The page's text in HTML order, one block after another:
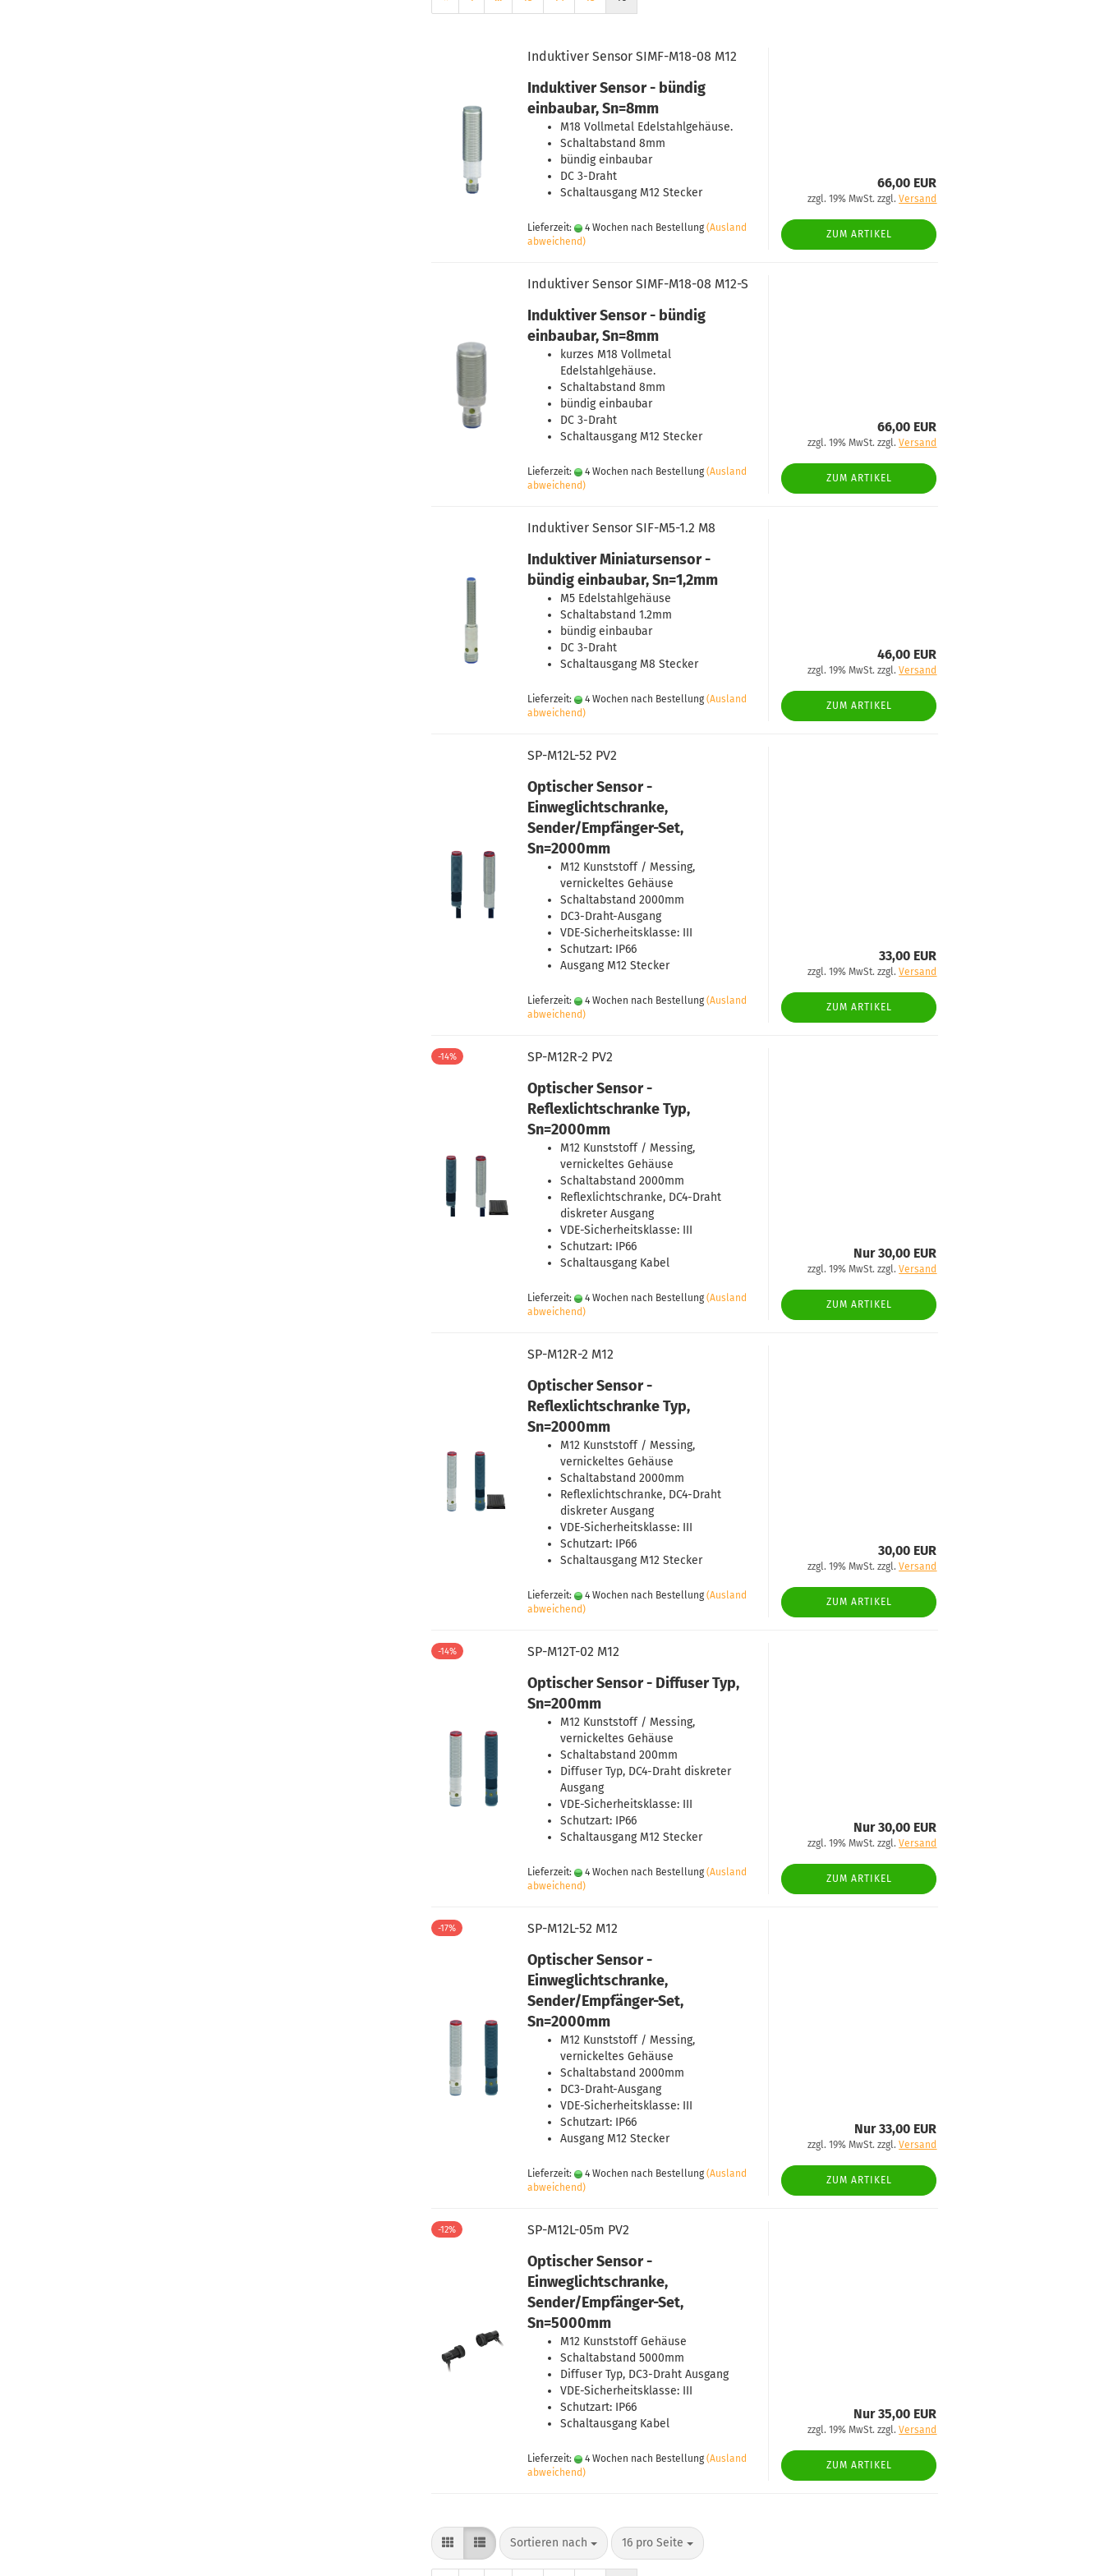
Induktiver Sensor SIMF-M18-08 M12
Induktiver Sensor - bündig
einbaubar, Sn=8mm
M18 Vollmetal Edelstahlgehäuse.
Schaltabstand 8mm
bündig einbaubar
DC 3-Draht
Schaltausgang M12 Stecker
Lieferzeit: 4 Wochen nach Bestellung (Ausland
abweichend)
66,00 EUR
zzgl. 19% MwSt. zzgl.Versand
ZUM ARTIKEL
Induktiver Sensor SIMF-M18-08 M12-S
Induktiver Sensor - bündig
einbaubar, Sn=8mm
kurzes M18 Vollmetal
Edelstahlgehäuse.
Schaltabstand 8mm
bündig einbaubar
DC 3-Draht
Schaltausgang M12 Stecker
Lieferzeit: 4 Wochen nach Bestellung (Ausland
abweichend)
66,00 EUR
zzgl. 19% MwSt. zzgl.Versand
ZUM ARTIKEL
Induktiver Sensor SIF-M5-1.2 M8
Induktiver Miniatursensor -
bündig einbaubar, Sn=1,2mm
M5 Edelstahlgehäuse
Schaltabstand 1.2mm
bündig einbaubar
DC 3-Draht
Schaltausgang M8 Stecker
Lieferzeit: 4 Wochen nach Bestellung (Ausland
abweichend)
46,00 EUR
zzgl. 19% MwSt. zzgl.Versand
ZUM ARTIKEL
SP-M12L-52 PV2
Optischer Sensor -
Einweglichtschranke,
Sender/Empfänger-Set,
Sn=2000mm
M12 Kunststoff / Messing,
vernickeltes Gehäuse
Schaltabstand 2000mm
DC3-Draht-Ausgang
VDE-Sicherheitsklasse: III
Schutzart: IP66
Ausgang M12 Stecker
Lieferzeit: 4 Wochen nach Bestellung (Ausland
abweichend)
33,00 EUR
zzgl. 19% MwSt. zzgl.Versand
ZUM ARTIKEL
-14% SP-M12R-2 PV2
Optischer Sensor -
Reflexlichtschranke Typ,
Sn=2000mm
M12 Kunststoff / Messing,
vernickeltes Gehäuse
Schaltabstand 2000mm
Reflexlichtschranke, DC4-Draht
diskreter Ausgang
VDE-Sicherheitsklasse: III
Schutzart: IP66
Schaltausgang Kabel
Lieferzeit: 4 Wochen nach Bestellung (Ausland
abweichend)
Nur 30,00 EUR
zzgl. 19% MwSt. zzgl.Versand
ZUM ARTIKEL
SP-M12R-2 M12
Optischer Sensor -
Reflexlichtschranke Typ,
Sn=2000mm
M12 Kunststoff / Messing,
vernickeltes Gehäuse
Schaltabstand 2000mm
Reflexlichtschranke, DC4-Draht
diskreter Ausgang
VDE-Sicherheitsklasse: III
Schutzart: IP66
Schaltausgang M12 Stecker
Lieferzeit: 4 Wochen nach Bestellung (Ausland
abweichend)
30,00 EUR
zzgl. 19% MwSt. zzgl.Versand
ZUM ARTIKEL
-14% SP-M12T-02 M12
Optischer Sensor - Diffuser Typ,
Sn=200mm
M12 Kunststoff / Messing,
vernickeltes Gehäuse
Schaltabstand 200mm
Diffuser Typ, DC4-Draht diskreter
Ausgang
VDE-Sicherheitsklasse: III
Schutzart: IP66
Schaltausgang M12 Stecker
Lieferzeit: 4 Wochen nach Bestellung (Ausland
abweichend)
Nur 30,00 EUR
zzgl. 19% MwSt. zzgl.Versand
ZUM ARTIKEL
-17% SP-M12L-52 M12
Optischer Sensor -
Einweglichtschranke,
Sender/Empfänger-Set,
Sn=2000mm
M12 Kunststoff / Messing,
vernickeltes Gehäuse
Schaltabstand 2000mm
DC3-Draht-Ausgang
VDE-Sicherheitsklasse: III
Schutzart: IP66
Ausgang M12 Stecker
Lieferzeit: 4 Wochen nach Bestellung (Ausland
abweichend)
Nur 33,00 EUR
zzgl. 19% MwSt. zzgl.Versand
ZUM ARTIKEL
-12% SP-M12L-05m PV2
Optischer Sensor -
Einweglichtschranke,
Sender/Empfänger-Set,
Sn=5000mm
M12 Kunststoff Gehäuse
Schaltabstand 5000mm
Diffuser Typ, DC3-Draht Ausgang
VDE-Sicherheitsklasse: III
Schutzart: IP66
Schaltausgang Kabel
Lieferzeit: 4 Wochen nach Bestellung (Ausland
abweichend)
Nur 35,00 EUR
zzgl. 19% MwSt. zzgl.Versand
ZUM ARTIKEL
Sortieren nach
Sortieren nach 16 pro Seite
pro Seite